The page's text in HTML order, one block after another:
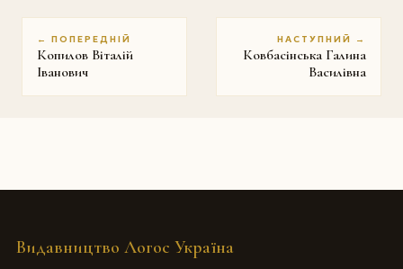
← ПОПЕРЕДНІЙ
Копилов Віталій
Іванович
НАСТУПНИЙ →
Ковбасінська Галина
Василівна
Видавництво Логос Україна